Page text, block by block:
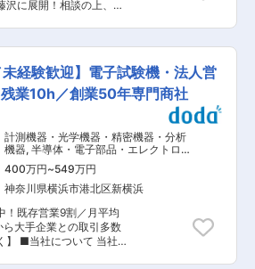
社としての機能を有機
ています。
がございます。その中で
成膜装置・新素材作成装
ンチ熱処理装置」なども
験研究機関との協業によ
高品質・低価格での装
質管理・環境・食など多
計測器・評価・解析・理
の要望に応えるための装
。 ◇技術と商社の連携
ンスに強い技術商社であ
も行っております。お客
ることと、高い技術力で
更の範囲：会
沢に展開！相談の上、通
育成するため、未経験・
聴器専門店ヒ
器”の販売員としてご活
、半年間は補聴器の設定
ート業務を中心に担当い
徐々に個人のお客様を
課や部署の責任者を任せ
・お
アリング いつ頃から聞
こえ”に関するお悩みな
きます。 ・最適な補聴器
体験いただきながら、お
緒に選んでまいります。
装着練習 ・アフターサー
お客様がいらっしゃい
未経験歓迎】電子試験機・法人営
業10h／創業50年専門商社
計測機器・光学機器・精密機器・分析
機器, 半導体・電子部品・エレクトロニ
クス製品営業（国内） 精密機械・計測
機器・分析機器・光学製品営業（国
内）
400万円~549万円
神奈川県横浜市港北区新横浜
！既存営業9割／月平均
大手企業との取引多数
社